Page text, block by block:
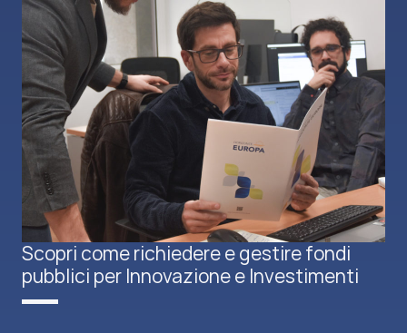
Scopri come richiedere e gestire fondi
pubblici per Innovazione e Investimenti